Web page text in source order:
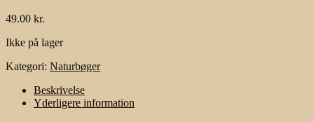
49.00 kr.
Ikke på lager
Kategori: Naturbøger
Beskrivelse
Yderligere information